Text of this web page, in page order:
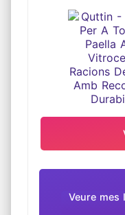
RACIONS
AMB
Veure mes